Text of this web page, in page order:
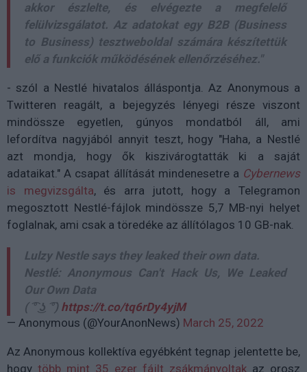
akkor észlelte, és elvégezte a megfelelő
felülvizsgálatot. Az adatokat egy B2B (Business
to Business) tesztweboldal számára készítettük
elő a funkciók működésének ellenőrzéséhez."
- szól a Nestlé hivatalos álláspontja. Az Anonymous a
Twitteren reagált, a bejegyzés lényegi része viszont
mindössze egyetlen, gúnyos mondatból áll, ami
lefordítva nagyjából annyit teszt, hogy "Haha, a Nestlé
azt mondja, hogy ők kiszivárogtatták ki a saját
adataikat." A csapat állítását mindenesetre a Cybernews
is megvizsgálta, és arra jutott, hogy a Telegramon
megosztott Nestlé-fájlok mindössze 5,7 MB-nyi helyet
foglalnak, ami csak a töredéke az állítólagos 10 GB-nak.
Lulzy Nestle says they leaked their own data.
Nestlé: Anonymous Can't Hack Us, We Leaked
Our Own Data
( ͡° ͜ʖ ͡°) https://t.co/tq6rDy4yjM
— Anonymous (@YourAnonNews) March 25, 2022
Az Anonymous kollektíva egyébként tegnap jelentette be,
hogy több mint 35 ezer fájlt zsákmányoltak az orosz